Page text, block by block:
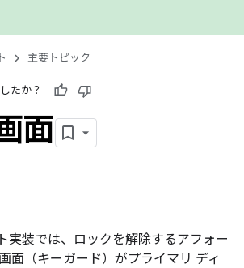
主要トピック
たか？
面
実装では、ロックを解除するアフォー
面（キーガード）がプライマリ ディ